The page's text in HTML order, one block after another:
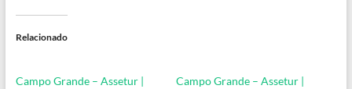
Relacionado
Campo Grande – Assetur |
Campo Grande – Assetur |